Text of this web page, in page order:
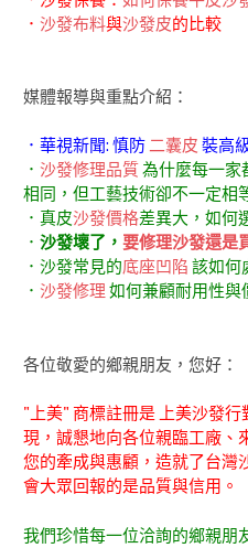
． 沙發布料與沙發皮的比較
媒體報導與重點介紹：
．華視新聞: 慎防二囊皮 裝高
． 沙發修理品質為什麼每一家
相同，但工藝技術卻不一定相
．真皮沙發價格差異大，如何
． 沙發壞了， 要修理沙發還是
．沙發常見的底座凹陷 該如何
． 沙發修理 如何兼顧耐用性與
各位敬愛的鄉親朋友，您好：
"上美" 商標註冊是 上美沙發
現，誠懇地向各位親臨工廠、
您的牽成與惠顧，造就了台灣
會大眾回報的是品質與信用。
我們珍惜每一位洽詢的鄉親朋